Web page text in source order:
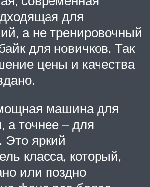
для
а не тренировочный
для новичков. Так
цены и качества
машина для
а точнее – для
Это яркий
класса, который,
или поздно